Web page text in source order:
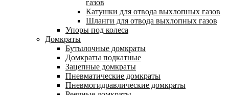
газов
Катушки для отвода выхлопных газов
Шланги для отвода выхлопных газов
Упоры под колеса
Домкраты
Бутылочные домкраты
Домкраты подкатные
Зацепные домкраты
Пневматические домкраты
Пневмогидравлические домкраты